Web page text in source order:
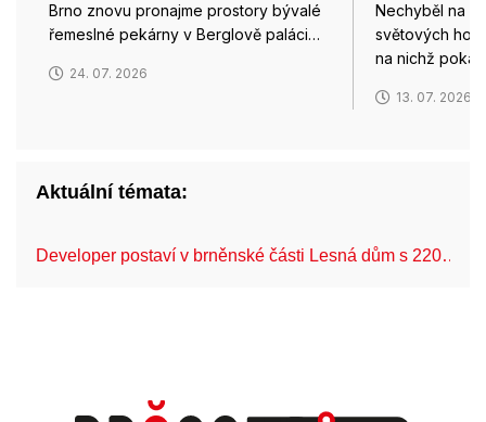
Brno znovu pronajme prostory bývalé
řemeslné pekárny v Berglově paláci…
24. 07. 2026
Nechyběl na
světových
na nichž
13. 07. 2026
Aktuální témata:
Developer postaví v brněnské části Lesná dům s 220…